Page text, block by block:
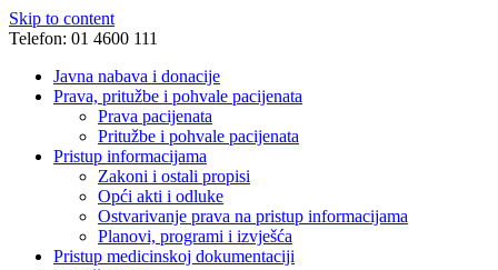
Skip to content
Telefon: 01 4600 111
Javna nabava i donacije
Prava, pritužbe i pohvale pacijenata
Prava pacijenata
Pritužbe i pohvale pacijenata
Pristup informacijama
Zakoni i ostali propisi
Opći akti i odluke
Ostvarivanje prava na pristup informacijama
Planovi, programi i izvješća
Pristup medicinskoj dokumentaciji